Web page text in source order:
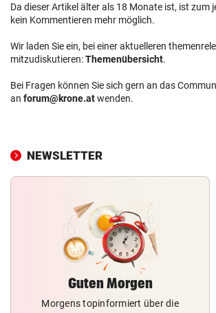
Da dieser Artikel älter als 18 Monate ist, ist zum
kein Kommentieren mehr möglich.
Wir laden Sie ein, bei einer aktuelleren
mitzudiskutieren:Themenübersicht.
Bei Fragen können Sie sich gern an das
an forum@krone.atwenden.
NEWSLETTER
Guten Morgen
Morgens topinformiert über die